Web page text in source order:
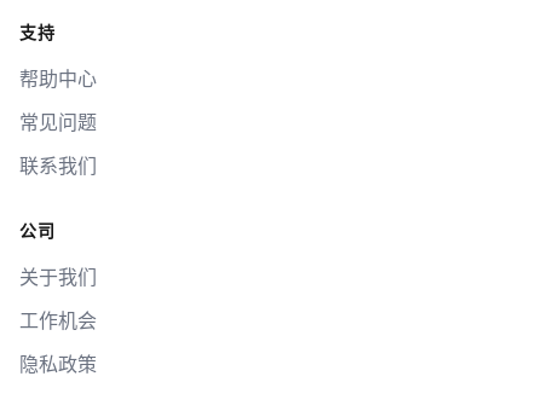
支持
帮助中心
常见问题
联系我们
公司
关于我们
工作机会
隐私政策